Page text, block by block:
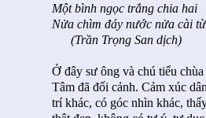
Một bình ngọc trắng chia hai
Nửa chìm đáy nước nửa cài
(Trần Trọng San dịch)
Ở đây sư ông và chú tiểu
Tâm đã đối cảnh. Cảm xúc
trí khác, có góc nhìn khác,